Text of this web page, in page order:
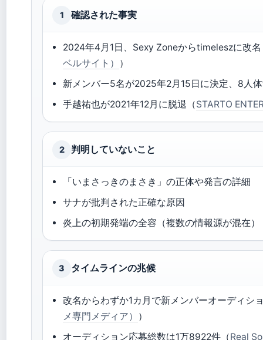
1 確認された事実
2024年4月1日、Sexy Zoneからtimeleszに改
ベルサイト） ）
新メンバー5名が2025年2月15日に決定、8人
手越祐也が2021年12月に脱退（STARTO
2 判明していないこと
「いまさっきのまさき」の正体や発言の詳細
サナが批判された正確な原因
炎上の初期発端の全容（複数の情報源が混在）
3 タイムラインの兆候
改名からわずか1カ月で新メンバーオーディシ
メ専門メディア） ）
オーディション応募総数は1万8922件（Real